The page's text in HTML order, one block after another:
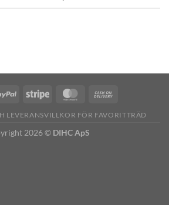
LEVERANSVILLKOR FÖR FAVORITTRÄD
2026 © DIHC ApS